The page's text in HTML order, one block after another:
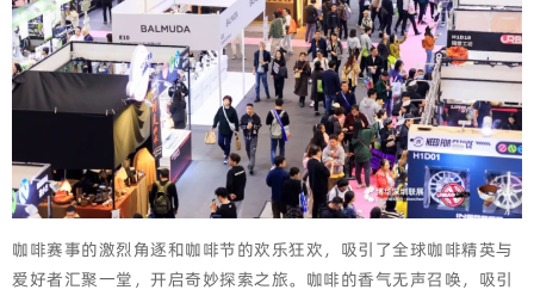
咖啡赛事的激烈角逐和咖啡节的欢乐狂欢，吸引了全球咖啡精英与
爱好者汇聚一堂，开启奇妙探索之旅。咖啡的香气无声召唤，吸引